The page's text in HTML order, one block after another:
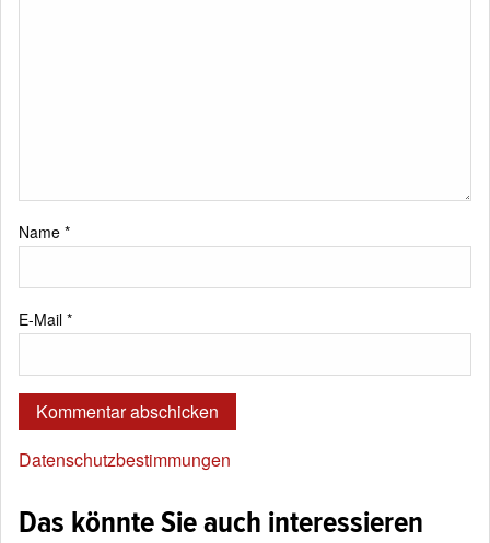
Name *
E-Mail *
Datenschutzbestimmungen
Das könnte Sie auch interessieren